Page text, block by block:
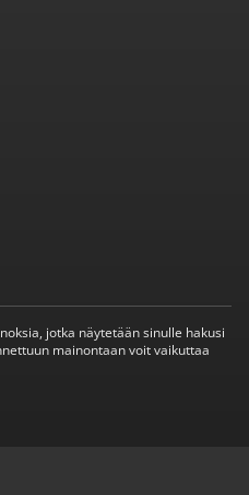
jotka näytetään sinulle hakusi
mainontaan voit vaikuttaa